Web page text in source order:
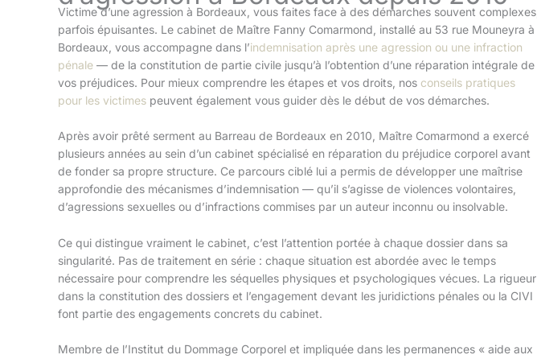
Victime d’une agression à Bordeaux, vous faites face à des démarches souvent complexes,
parfois épuisantes. Le cabinet de Maître Fanny Comarmond, installé au 53 rue Mouneyra à
Bordeaux, vous accompagne dans l’indemnisation après une agression ou une infraction
pénale — de la constitution de partie civile jusqu’à l’obtention d’une réparation intégrale de
vos préjudices. Pour mieux comprendre les étapes et vos droits, nos conseils pratiques
pour les victimes peuvent également vous guider dès le début de vos démarches.
Après avoir prêté serment au Barreau de Bordeaux en 2010, Maître Comarmond a exercé
plusieurs années au sein d’un cabinet spécialisé en réparation du préjudice corporel avant
de fonder sa propre structure. Ce parcours ciblé lui a permis de développer une maîtrise
approfondie des mécanismes d’indemnisation — qu’il s’agisse de violences volontaires,
d’agressions sexuelles ou d’infractions commises par un auteur inconnu ou insolvable.
Ce qui distingue vraiment le cabinet, c’est l’attention portée à chaque dossier dans sa
singularité. Pas de traitement en série : chaque situation est abordée avec le temps
nécessaire pour comprendre les séquelles physiques et psychologiques vécues. La rigueur
dans la constitution des dossiers et l’engagement devant les juridictions pénales ou la CIVI
font partie des engagements concrets du cabinet.
Membre de l’Institut du Dommage Corporel et impliquée dans les permanences « aide aux